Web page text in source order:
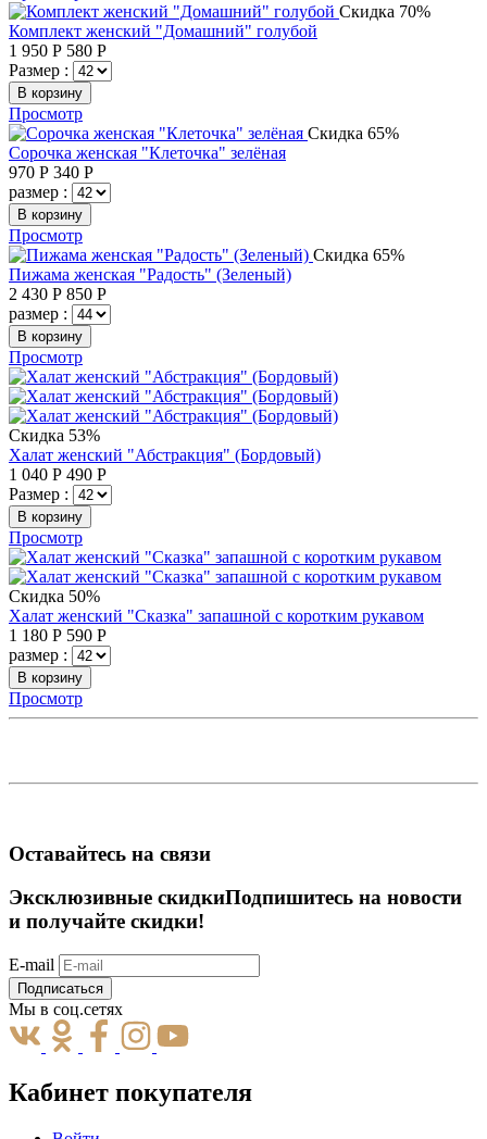
Скидка 70%
Комплект женский "Домашний" голубой
1 950 Р 580 Р
Размер :
В корзину
Просмотр
Скидка 65%
Сорочка женская "Клеточка" зелёная
970 Р 340 Р
размер :
В корзину
Просмотр
Скидка 65%
Пижама женская "Радость" (Зеленый)
2 430 Р 850 Р
размер :
В корзину
Просмотр
Скидка 53%
Халат женский "Абстракция" (Бордовый)
1 040 Р 490 Р
Размер :
В корзину
Просмотр
Скидка 50%
Халат женский "Сказка" запашной с коротким рукавом
1 180 Р 590 Р
размер :
В корзину
Просмотр
Оставайтесь на связи
Эксклюзивные скидкиПодпишитесь на новости
и получайте скидки!
E-mail
Подписаться
Мы в соц.сетях
Кабинет покупателя